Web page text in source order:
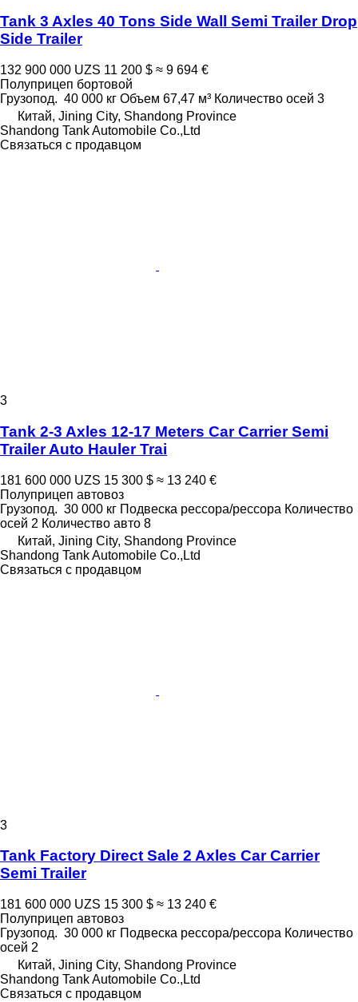
Tank 3 Axles 40 Tons Side Wall Semi Trailer Drop
Side Trailer
132 900 000 UZS 11 200 $ ≈ 9 694 €
Полуприцеп бортовой
Грузопод. 40 000 кг Объем 67,47 м³ Количество осей 3
Китай, Jining City, Shandong Province
Shandong Tank Automobile Co.,Ltd
Связаться с продавцом
3
Tank 2-3 Axles 12-17 Meters Car Carrier Semi
Trailer Auto Hauler Trai
181 600 000 UZS 15 300 $ ≈ 13 240 €
Полуприцеп автовоз
Грузопод. 30 000 кг Подвеска рессора/рессора Количество
осей 2 Количество авто 8
Китай, Jining City, Shandong Province
Shandong Tank Automobile Co.,Ltd
Связаться с продавцом
3
Tank Factory Direct Sale 2 Axles Car Carrier
Semi Trailer
181 600 000 UZS 15 300 $ ≈ 13 240 €
Полуприцеп автовоз
Грузопод. 30 000 кг Подвеска рессора/рессора Количество
осей 2
Китай, Jining City, Shandong Province
Shandong Tank Automobile Co.,Ltd
Связаться с продавцом